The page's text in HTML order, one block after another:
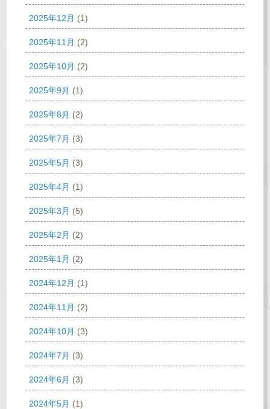
2025年12月 (1)
2025年11月 (2)
2025年10月 (2)
2025年9月 (1)
2025年8月 (2)
2025年7月 (3)
2025年5月 (3)
2025年4月 (1)
2025年3月 (5)
2025年2月 (2)
2025年1月 (2)
2024年12月 (1)
2024年11月 (2)
2024年10月 (3)
2024年7月 (3)
2024年6月 (3)
2024年5月 (1)